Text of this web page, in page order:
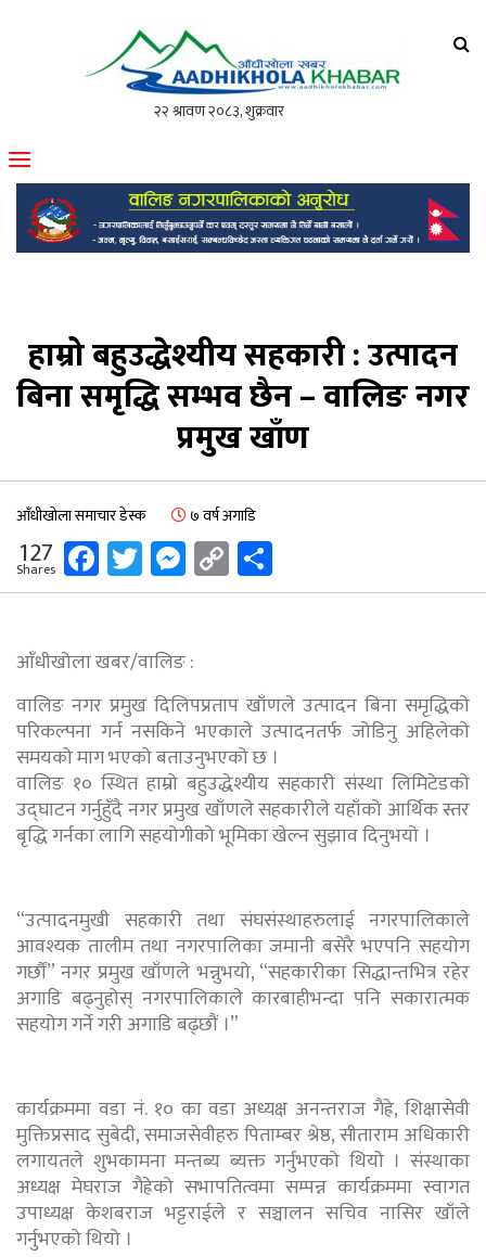
मोफसलकै लोकप्रिय अनलाइन पत्रिका
हाम्रो बहुउद्धेश्यीय सहकारी : उत्पादन
बिना समृद्धि सम्भव छैन – वालिङ नगर
प्रमुख खाँण
आँधीखोला समाचार डेस्क ७ वर्ष अगाडि
127
Shares Facebook
Twitter
Messenger
Copy
Link
आँधीखोला खबर/वालिङ :
वालिङ नगर प्रमुख दिलिपप्रताप खाँणले उत्पादन बिना समृद्धिको
परिकल्पना गर्न नसकिने भएकाले उत्पादनतर्फ जोडिनु अहिलेको
समयको माग भएको बताउनुभएको छ ।
वालिङ १० स्थित हाम्रो बहुउद्धेश्यीय सहकारी संस्था लिमिटेडको
उद्घाटन गर्नुहुँदै नगर प्रमुख खाँणले सहकारीले यहाँको आर्थिक स्तर
बृद्धि गर्नका लागि सहयोगीको भूमिका खेल्न सुझाव दिनुभयो ।
“उत्पादनमुखी सहकारी तथा संघसंस्थाहरुलाई नगरपालिकाले
आवश्यक तालीम तथा नगरपालिका जमानी बसेरै भएपनि सहयोग
गर्छौं” नगर प्रमुख खाँणले भन्नुभयो, “सहकारीका सिद्धान्तभित्र रहेर
अगाडि बढ्नुहोस् नगरपालिकाले कारबाहीभन्दा पनि सकारात्मक
सहयोग गर्ने गरी अगाडि बढ्छौं ।”
कार्यक्रममा वडा नं. १० का वडा अध्यक्ष अनन्तराज गैह्रे, शिक्षासेवी
मुक्तिप्रसाद सुबेदी, समाजसेवीहरु पिताम्बर श्रेष्ठ, सीताराम अधिकारी
लगायतले शुभकामना मन्तब्य ब्यक्त गर्नुभएको थियो । संस्थाका
अध्यक्ष मेघराज गैह्रेको सभापतित्वमा सम्पन्न कार्यक्रममा स्वागत
उपाध्यक्ष केशबराज भट्टराईले र सञ्चालन सचिव नासिर खाँले
गर्नुभएको थियो ।